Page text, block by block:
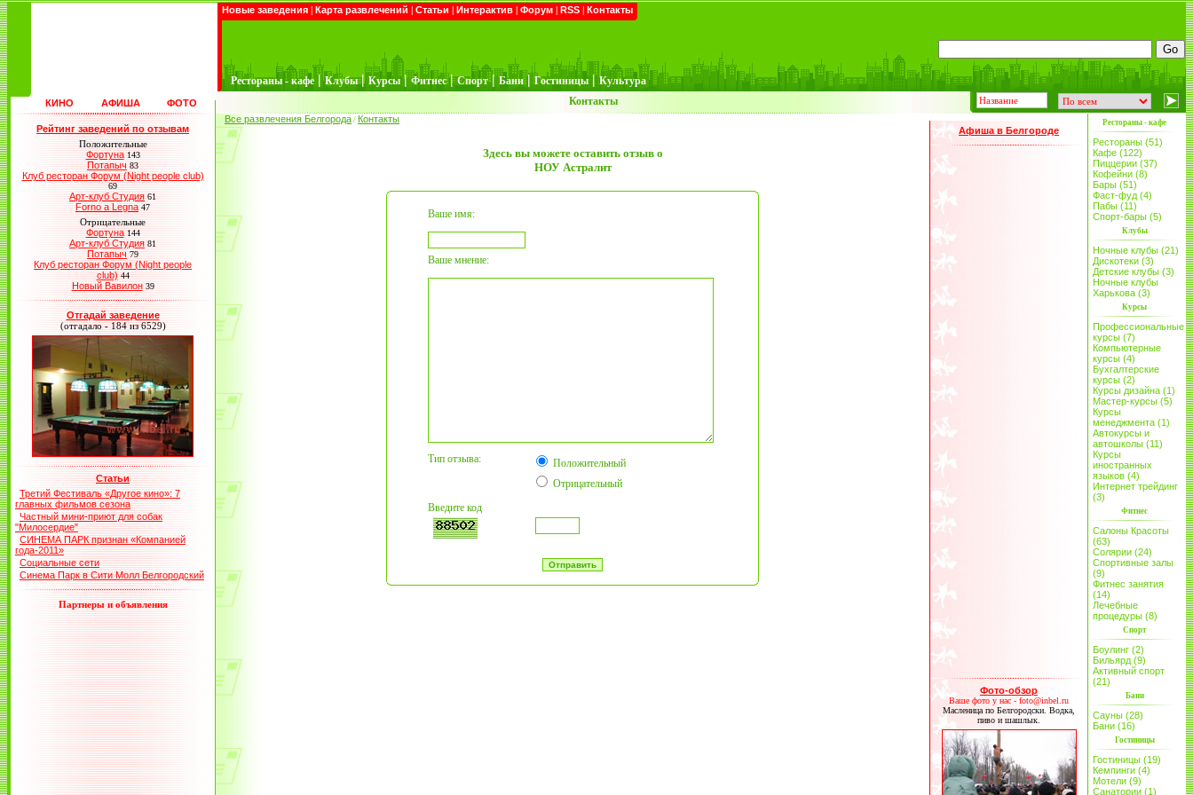
Новые заведения | Карта развлечений | Статьи | Интерактив | Форум | RSS | Контакты
Рестораны - кафе | Клубы | Курсы | Фитнес | Спорт | Бани | Гостиницы | Культура
КИНО АФИША ФОТО Контакты
Рейтинг заведений по отзывам
Положительные
Фортуна 143
Потапыч 83
Клуб ресторан Форум (Night people club)
69
Арт-клуб Студия 61
Forno a Legna 47
Отрицательные
Фортуна 144
Арт-клуб Студия 81
Потапыч 79
Клуб ресторан Форум (Night people
club) 44
Новый Вавилон 39
Отгадай заведение
(отгадало - 184 из 6529)
Статьи
Третий Фестиваль «Другое кино»: 7
главных фильмов сезона
Частный мини-приют для собак
"Милосердие"
СИНЕМА ПАРК признан «Компанией
года-2011»
Социальные сети
Синема Парк в Сити Молл Белгородский
Партнеры и объявления
Все развлечения Белгорода / Контакты
Здесь вы можете оставить отзыв о
НОУ Астралит
Ваше имя:
Ваше мнение:
Тип отзыва:
Положительный
Отрицательный
Введите код
Афиша в Белгороде
Фото-обзор
Ваше фото у нас - foto@inbel.ru
Масленица по Белгородски. Водка,
пиво и шашлык.
Рестораны - кафе
Рестораны (51)
Кафе (122)
Пиццерии (37)
Кофейни (8)
Бары (51)
Фаст-фуд (4)
Пабы (11)
Спорт-бары (5)
Клубы
Ночные клубы (21)
Дискотеки (3)
Детские клубы (3)
Ночные клубы
Харькова (3)
Курсы
Профессиональные
курсы (7)
Компьютерные
курсы (4)
Бухгалтерские
курсы (2)
Курсы дизайна (1)
Мастер-курсы (5)
Курсы
менеджмента (1)
Автокурсы и
автошколы (11)
Курсы
иностранных
языков (4)
Интернет трейдинг
(3)
Фитнес
Салоны Красоты
(63)
Солярии (24)
Спортивные залы
(9)
Фитнес занятия
(14)
Лечебные
процедуры (8)
Спорт
Боулинг (2)
Бильярд (9)
Активный спорт
(21)
Бани
Сауны (28)
Бани (16)
Гостиницы
Гостиницы (19)
Кемпинги (4)
Мотели (9)
Санатории (1)